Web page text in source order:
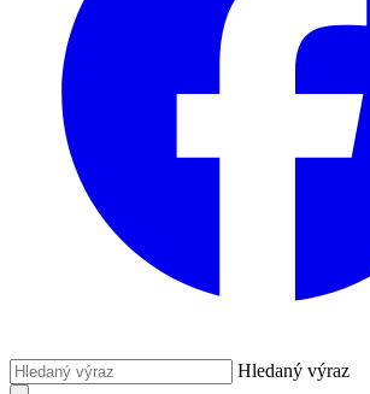
Hledaný výraz